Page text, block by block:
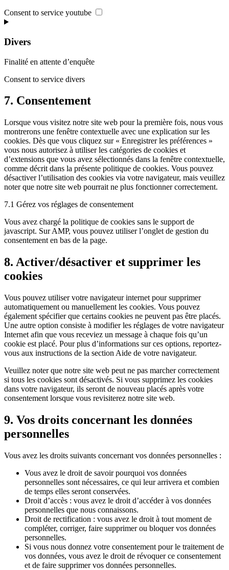
Consent to service youtube
Divers
Finalité en attente d’enquête
Consent to service divers
7. Consentement
Lorsque vous visitez notre site web pour la première fois, nous vous
montrerons une fenêtre contextuelle avec une explication sur les
cookies. Dès que vous cliquez sur « Enregistrer les préférences »
vous nous autorisez à utiliser les catégories de cookies et
d’extensions que vous avez sélectionnés dans la fenêtre contextuelle,
comme décrit dans la présente politique de cookies. Vous pouvez
désactiver l’utilisation des cookies via votre navigateur, mais veuillez
noter que notre site web pourrait ne plus fonctionner correctement.
7.1 Gérez vos réglages de consentement
Vous avez chargé la politique de cookies sans le support de
javascript. Sur AMP, vous pouvez utiliser l’onglet de gestion du
consentement en bas de la page.
8. Activer/désactiver et supprimer les
cookies
Vous pouvez utiliser votre navigateur internet pour supprimer
automatiquement ou manuellement les cookies. Vous pouvez
également spécifier que certains cookies ne peuvent pas être placés.
Une autre option consiste à modifier les réglages de votre navigateur
Internet afin que vous receviez un message à chaque fois qu’un
cookie est placé. Pour plus d’informations sur ces options, reportez-
vous aux instructions de la section Aide de votre navigateur.
Veuillez noter que notre site web peut ne pas marcher correctement
si tous les cookies sont désactivés. Si vous supprimez les cookies
dans votre navigateur, ils seront de nouveau placés après votre
consentement lorsque vous revisiterez notre site web.
9. Vos droits concernant les données
personnelles
Vous avez les droits suivants concernant vos données personnelles :
Vous avez le droit de savoir pourquoi vos données
personnelles sont nécessaires, ce qui leur arrivera et combien
de temps elles seront conservées.
Droit d’accès : vous avez le droit d’accéder à vos données
personnelles que nous connaissons.
Droit de rectification : vous avez le droit à tout moment de
compléter, corriger, faire supprimer ou bloquer vos données
personnelles.
Si vous nous donnez votre consentement pour le traitement de
vos données, vous avez le droit de révoquer ce consentement
et de faire supprimer vos données personnelles.